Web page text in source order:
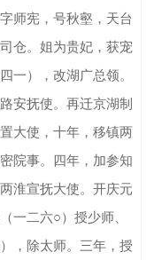
师宪，号秋壑，天台
仓。姐为贵妃，获宠
一），改湖广总领。
安抚使。再迁京湖制
大使，十年，移镇两
院事。四年，加参知
淮宣抚大使。开庆元
一二六○）授少师、
，除太师。三年，授